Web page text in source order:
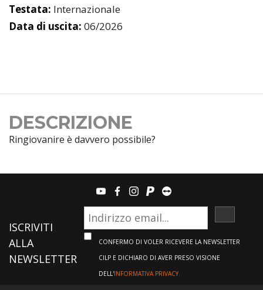
Testata: Internazionale
Data di uscita: 06/2026
DESCRIZIONE
Ringiovanire è davvero possibile?
youtubefacebook
instagram
paypalteamviewer
ISCRIVITI
ALLA
NEWSLETTER
CONFERMO DI VOLER RICEVERE LA NEWSLETTER
CILP E DICHIARO DI AVER PRESO VISIONE
DELL'INFORMATIVA PRIVACY.